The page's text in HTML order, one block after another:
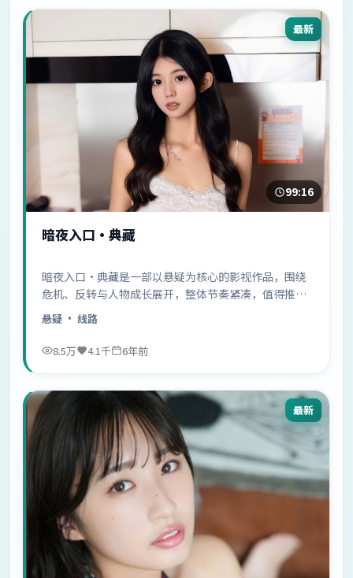
最新
99:16
暗夜入口·典藏
暗夜入口·典藏是一部以悬疑为核心的影视作品，围绕
危机、反转与人物成长展开，整体节奏紧凑，值得推荐
观看。
悬疑 · 线路
8.5万 4.1千 6年前
最新